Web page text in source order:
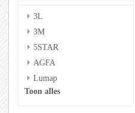
3L
3M
5STAR
AGFA
Lumap
Toon alles